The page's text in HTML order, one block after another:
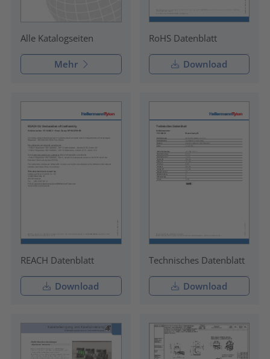
Alle Katalogseiten
Mehr
RoHS Datenblatt
Download
REACH Datenblatt
Download
Technisches Datenblatt
Download